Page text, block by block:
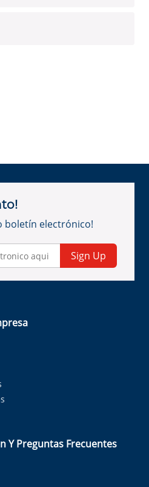
boletín electrónico!
Sign Up
Y Preguntas Frecuentes